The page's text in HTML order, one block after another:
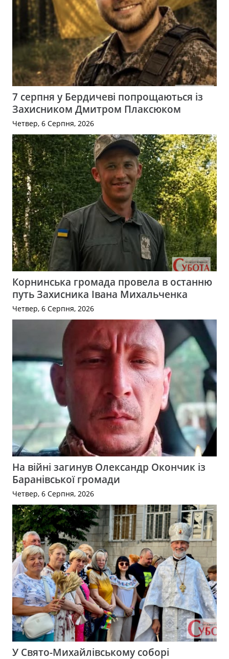
7 серпня у Бердичеві попрощаються із
Захисником Дмитром Плаксюком
Четвер, 6 Серпня, 2026
Корнинська громада провела в останню
путь Захисника Івана Михальченка
Четвер, 6 Серпня, 2026
На війні загинув Олександр Окончик із
Баранівської громади
Четвер, 6 Серпня, 2026
У Свято-Михайлівському соборі